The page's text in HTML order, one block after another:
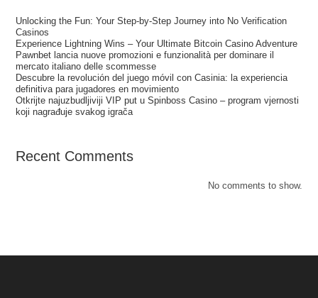
Unlocking the Fun: Your Step‑by‑Step Journey into No Verification
Casinos
Experience Lightning Wins – Your Ultimate Bitcoin Casino Adventure
Pawnbet lancia nuove promozioni e funzionalità per dominare il
mercato italiano delle scommesse
Descubre la revolución del juego móvil con Casinia: la experiencia
definitiva para jugadores en movimiento
Otkrijte najuzbudljiviji VIP put u Spinboss Casino – program vjernosti
koji nagrađuje svakog igrača
Recent Comments
No comments to show.